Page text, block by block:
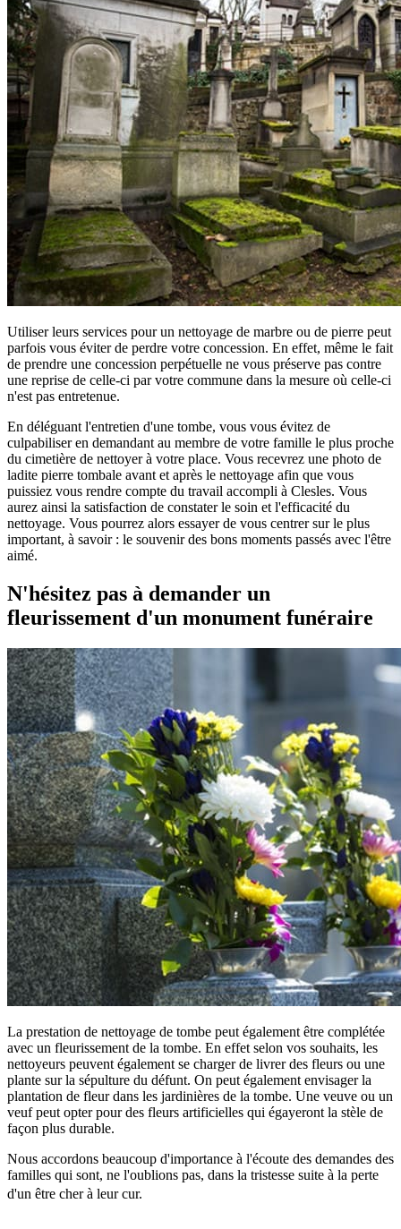
Utiliser leurs services pour un nettoyage de marbre ou de pierre peut
parfois vous éviter de perdre votre concession. En effet, même le fait
de prendre une concession perpétuelle ne vous préserve pas contre
une reprise de celle-ci par votre commune dans la mesure où celle-ci
n'est pas entretenue.
En déléguant l'entretien d'une tombe, vous vous évitez de
culpabiliser en demandant au membre de votre famille le plus proche
du cimetière de nettoyer à votre place. Vous recevrez une photo de
ladite pierre tombale avant et après le nettoyage afin que vous
puissiez vous rendre compte du travail accompli à Clesles. Vous
aurez ainsi la satisfaction de constater le soin et l'efficacité du
nettoyage. Vous pourrez alors essayer de vous centrer sur le plus
important, à savoir : le souvenir des bons moments passés avec l'être
aimé.
N'hésitez pas à demander un
fleurissement d'un monument funéraire
La prestation de nettoyage de tombe peut également être complétée
avec un fleurissement de la tombe. En effet selon vos souhaits, les
nettoyeurs peuvent également se charger de livrer des fleurs ou une
plante sur la sépulture du défunt. On peut également envisager la
plantation de fleur dans les jardinières de la tombe. Une veuve ou un
veuf peut opter pour des fleurs artificielles qui égayeront la stèle de
façon plus durable.
Nous accordons beaucoup d'importance à l'écoute des demandes des
familles qui sont, ne l'oublions pas, dans la tristesse suite à la perte
d'un être cher à leur cur.